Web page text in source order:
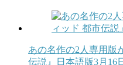
あの名作の2人専用版
伝説』日本語版3月16